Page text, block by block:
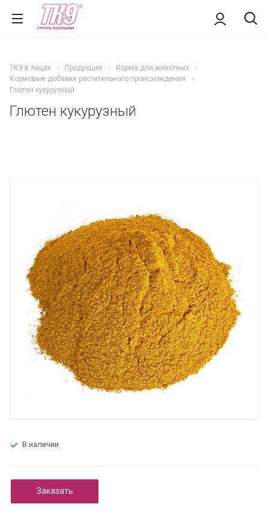
ТК9 в лицах Продукция
Корма для животных
Кормовые добавки растительного происхождения
Глютен кукурузный
Глютен кукурузный
В наличии
Заказать